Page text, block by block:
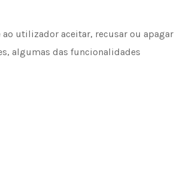
utilizador aceitar, recusar ou apagar
algumas das funcionalidades